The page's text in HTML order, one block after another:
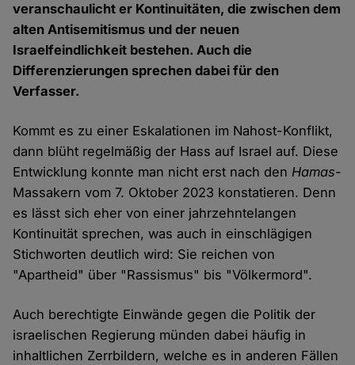
veranschaulicht er Kontinuitäten, die zwischen dem
alten Antisemitismus und der neuen
Israelfeindlichkeit bestehen. Auch die
Differenzierungen sprechen dabei für den
Verfasser.
Kommt es zu einer Eskalationen im Nahost-Konflikt,
dann blüht regelmäßig der Hass auf Israel auf. Diese
Entwicklung konnte man nicht erst nach denHamas-
Massakern vom 7. Oktober 2023 konstatieren. Denn
es lässt sich eher von einer jahrzehntelangen
Kontinuität sprechen, was auch in einschlägigen
Stichworten deutlich wird: Sie reichen von
"Apartheid" über "Rassismus" bis "Völkermord".
Auch berechtigte Einwände gegen die Politik der
israelischen Regierung münden dabei häufig in
inhaltlichen Zerrbildern, welche es in anderen Fällen